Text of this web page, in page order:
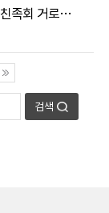
파 선영 참배
검색